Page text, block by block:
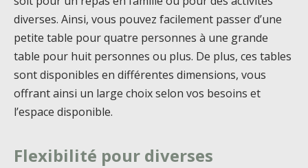
diverses. Ainsi, vous pouvez facilement passer d’une
petite table pour quatre personnes à une grande
table pour huit personnes ou plus. De plus, ces tables
sont disponibles en différentes dimensions, vous
offrant ainsi un large choix selon vos besoins et
l’espace disponible.
Flexibilité pour diverses